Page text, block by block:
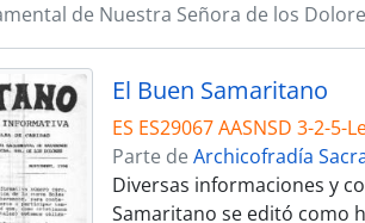
de Nuestra Señora de los
El Buen Samaritano
ES ES29067 AASNSD 3-2-5-
Parte de Archicofradía
Diversas informaciones y
Samaritano se editó como